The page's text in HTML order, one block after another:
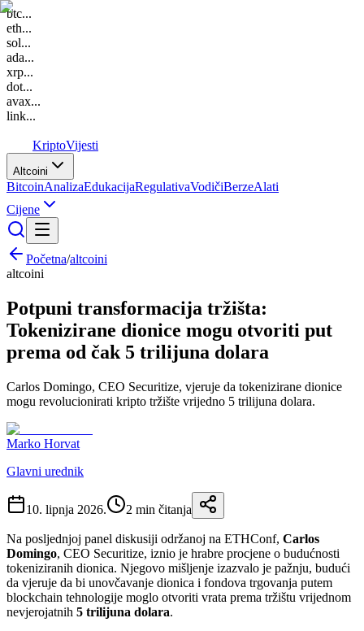
btc...
eth...
sol...
ada...
xrp...
dot...
avax...
link...
KriptoVijesti
Altcoini
BitcoinAnalizaEdukacijaRegulativaVodičiBerzeAlati
Cijene
Početna/altcoini
altcoini
Potpuni transformacija tržišta:
Tokenizirane dionice mogu otvoriti put
prema od čak 5 trilijuna dolara
Carlos Domingo, CEO Securitize, vjeruje da tokenizirane dionice
mogu revolucionirati kripto tržište vrijedno 5 trilijuna dolara.
Marko Horvat
Glavni urednik
10. lipnja 2026. 2 min čitanja
Na posljednjoj panel diskusiji održanoj na ETHConf, Carlos
Domingo, CEO Securitize, iznio je hrabre procjene o budućnosti
tokeniziranih dionica. Njegovo mišljenje izazvalo je pažnju, budući
da vjeruje da bi unovčavanje dionica i fondova trgovanja putem
blockchain tehnologije moglo otvoriti vrata prema tržištu vrijednom
nevjerojatnih 5 trilijuna dolara.